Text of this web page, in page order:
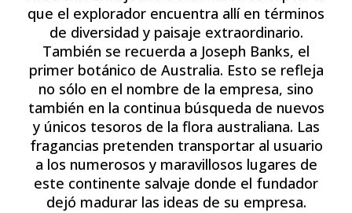
que el explorador encuentra allí en términos
de diversidad y paisaje extraordinario.
También se recuerda a Joseph Banks, el
primer botánico de Australia. Esto se refleja
no sólo en el nombre de la empresa, sino
también en la continua búsqueda de nuevos
y únicos tesoros de la flora australiana. Las
fragancias pretenden transportar al usuario
a los numerosos y maravillosos lugares de
este continente salvaje donde el fundador
dejó madurar las ideas de su empresa.